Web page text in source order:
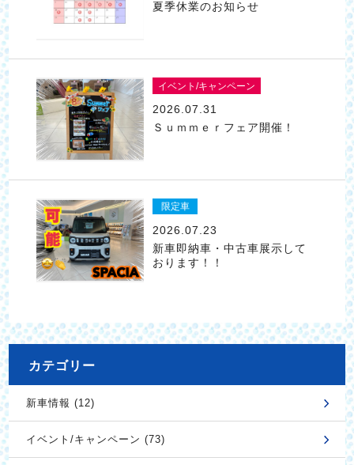
夏季休業のお知らせ
イベント/キャンペーン
2026.07.31
Ｓｕｍｍｅｒフェア開催！
限定車
2026.07.23
新車即納車・中古車展示して
おります！！
カテゴリー
新車情報 (12)
イベント/キャンペーン (73)